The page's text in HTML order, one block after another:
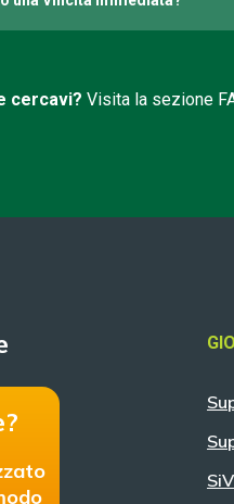
cercavi? Visita la sezione